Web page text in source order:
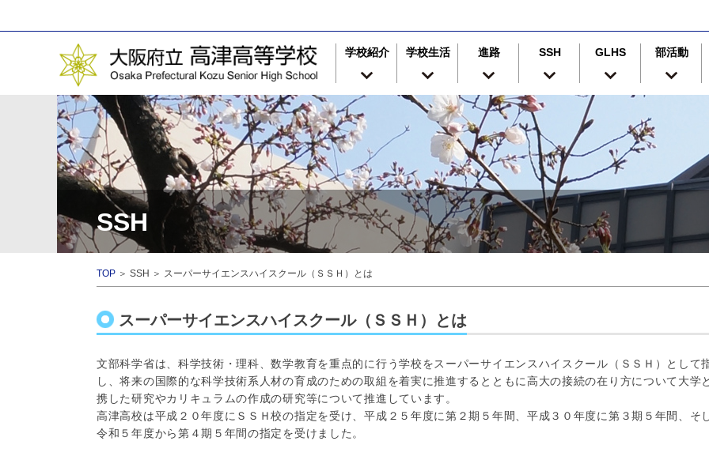
学校紹介 学校生活 進路 SSH GLHS 部活動
SSH
TOP ＞ SSH ＞ スーパーサイエンスハイスクール（ＳＳＨ）とは
スーパーサイエンスハイスクール（ＳＳＨ）とは
文部科学省は、科学技術・理科、数学教育を重点的に行う学校をスーパーサイエンスハイスクール（ＳＳＨ）として
し、将来の国際的な科学技術系人材の育成のための取組を着実に推進するとともに高大の接続の在り方について大学
携した研究やカリキュラムの作成の研究等について推進しています。
高津高校は平成２０年度にＳＳＨ校の指定を受け、平成２５年度に第２期５年間、平成３０年度に第３期５年間、そ
令和５年度から第４期５年間の指定を受けました。